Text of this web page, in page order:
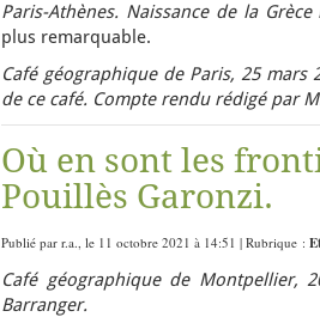
Paris-Athènes. Naissance de la
plus remarquable.
Café géographique de Paris, 25
de ce café. Compte rendu rédigé par
Où en sont les
Pouillès Garonzi.
Publié par r.a., le 11 octobre 2021 à 14:51 | Rubrique :
Café géographique de Montpellier,
Barranger.